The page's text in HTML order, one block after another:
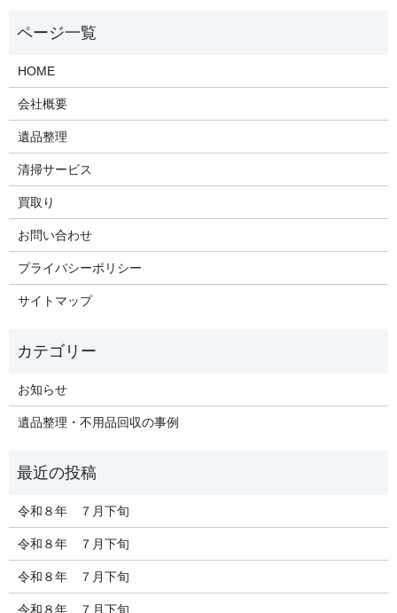
HOME
会社概要
遺品整理
清掃サービス
買取り
お問い合わせ
プライバシーポリシー
サイトマップ
お知らせ
遺品整理・不用品回収の事例
令和８年 ７月下旬
令和８年 ７月下旬
令和８年 ７月下旬
令和８年 ７月下旬